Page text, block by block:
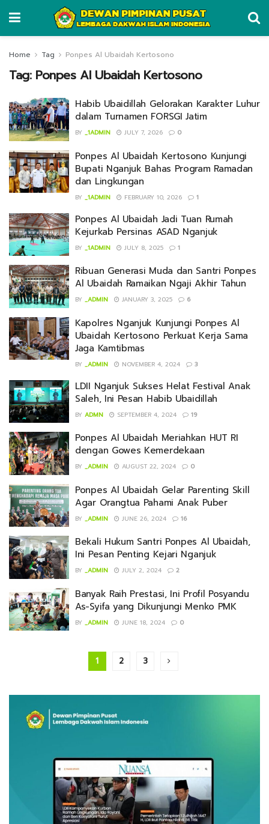
Home Tag Ponpes Al Ubaidah Kertosono
Tag: Ponpes Al Ubaidah Kertosono
Habib Ubaidillah Gelorakan Karakter Luhur
dalam Turnamen FORSGI Jatim
BY _1ADMIN JULY 7, 2026 0
Ponpes Al Ubaidah Kertosono Kunjungi
Bupati Nganjuk Bahas Program Ramadan
dan Lingkungan
BY _1ADMIN FEBRUARY 10, 2026 1
Ponpes Al Ubaidah Jadi Tuan Rumah
Kejurkab Persinas ASAD Nganjuk
BY _1ADMIN JULY 8, 2025 1
Ribuan Generasi Muda dan Santri Ponpes
Al Ubaidah Ramaikan Ngaji Akhir Tahun
BY _ADMIN JANUARY 3, 2025 6
Kapolres Nganjuk Kunjungi Ponpes Al
Ubaidah Kertosono Perkuat Kerja Sama
Jaga Kamtibmas
BY _ADMIN NOVEMBER 4, 2024 3
LDII Nganjuk Sukses Helat Festival Anak
Saleh, Ini Pesan Habib Ubaidillah
BY ADMN SEPTEMBER 4, 2024 19
Ponpes Al Ubaidah Meriahkan HUT RI
dengan Gowes Kemerdekaan
BY _ADMIN AUGUST 22, 2024 0
Ponpes Al Ubaidah Gelar Parenting Skill
Agar Orangtua Pahami Anak Puber
BY _ADMIN JUNE 26, 2024 16
Bekali Hukum Santri Ponpes Al Ubaidah,
Ini Pesan Penting Kejari Nganjuk
BY _ADMIN JULY 2, 2024 2
Banyak Raih Prestasi, Ini Profil Posyandu
As-Syifa yang Dikunjungi Menko PMK
BY _ADMIN JUNE 18, 2024 0
1 2 3